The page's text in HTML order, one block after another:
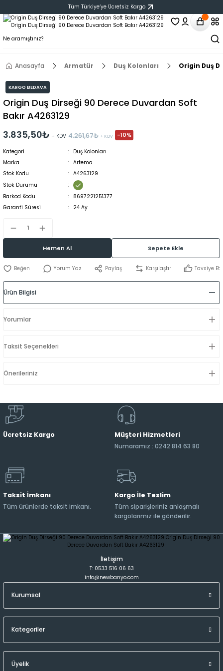
Tüm Türkiye‘ye Ücretsiz Kargo
Anasayfa Armatür Duş Kolonları Origin Duş
KARGO BEDAVA
Origin Duş Dirseği 90 Derece Duvardan Soft
Bakır A4263129
3.835,50₺ + KDV 4.261,67₺ + KDV -10%
Kategori
Duş Kolonları
Marka
Artema
Stok Kodu
A4263129
Stok Durumu
Barkod Kodu
8697221251377
Garanti Süresi
24 Ay
Hemen Al Sepete Ekle
Yorum Yaz Paylaş Karşılaştır Tavsiye Et
Ürün Bilgisi
Yorumlar
Taksit Seçenekleri
Önerileriniz
Ücretsiz Kargo Müşteri Hizmetleri
Numaramız : 0242 814 63 80
Taksit İmkanı
Tüm ürünlerde taksit imkanı.
Kargo İle Teslim
Tüm siparişleriniz anlaşmalı
kargolarımız ile gönderilir.
İletişim
T: 0533 516 06 63
info@newbanyo.com
Kurumsal
Kategoriler
Üyelik